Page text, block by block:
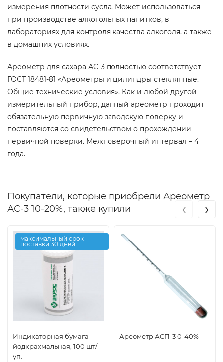
измерения плотности сусла. Может использоваться
при производстве алкогольных напитков, в
лабораториях для контроля качества алкоголя, а также
в домашних условиях.
Ареометр для сахара АС-3 полностью соответствует
ГОСТ 18481-81 «Ареометры и цилиндры стеклянные.
Общие технические условия». Как и любой другой
измерительный прибор, данный ареометр проходит
обязательную первичную заводскую поверку и
поставляются со свидетельством о прохождении
первичной поверки. Межповерочный интервал – 4
года.
Покупатели, которые приобрели Ареометр
АС-3 10-20%, также купили
максимальный срок
поставки 30 дней
Индикаторная бумага
йодкрахмальная, 100 шт/
уп.
Ареометр АСП-3 0-40%
‹ ›